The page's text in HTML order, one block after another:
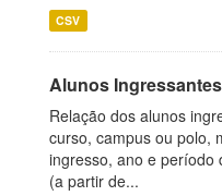
CSV
Alunos
Relação dos alunos
curso, campus ou polo,
ingresso, ano e período
(a partir de...